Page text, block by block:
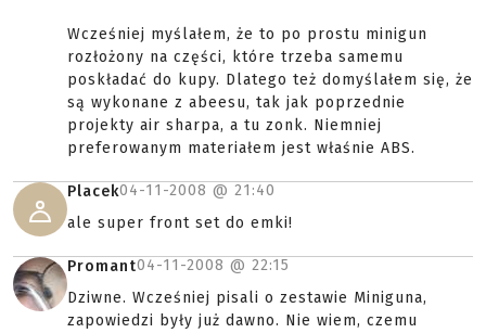
Wcześniej myślałem, że to po prostu minigun
rozłożony na części, które trzeba samemu
poskładać do kupy. Dlatego też domyślałem się, że
są wykonane z abeesu, tak jak poprzednie
projekty air sharpa, a tu zonk. Niemniej
preferowanym materiałem jest właśnie ABS.
Placek04-11-2008 @ 21:40
ale super front set do emki!
Promant04-11-2008 @ 22:15
Dziwne. Wcześniej pisali o zestawie Miniguna,
zapowiedzi były już dawno. Nie wiem, czemu